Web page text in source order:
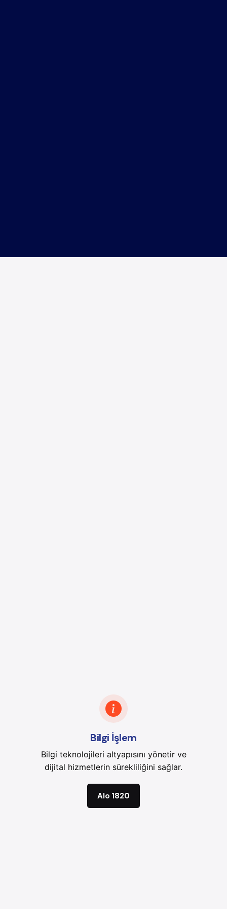
Bilgi İşlem
Bilgi teknolojileri altyapısını yönetir ve
dijital hizmetlerin sürekliliğini sağlar.
Alo 1820